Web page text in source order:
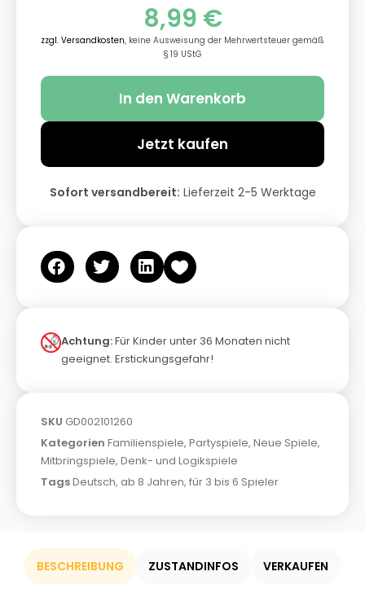
8,99 €
zzgl. Versandkosten, keine Ausweisung der Mehrwertsteuer gemäß
§ 19 UStG
In den Warenkorb
Jetzt kaufen
Sofort versandbereit: Lieferzeit 2-5 Werktage
Achtung:Für Kinder unter 36 Monaten nicht
geeignet. Erstickungsgefahr!
SKU GD002101260
Kategorien Familienspiele, Partyspiele, Neue Spiele,
Mitbringspiele, Denk- und Logikspiele
TagsDeutsch, ab 8 Jahren, für 3 bis 6 Spieler
BESCHREIBUNG ZUSTANDINFOS VERKAUFEN